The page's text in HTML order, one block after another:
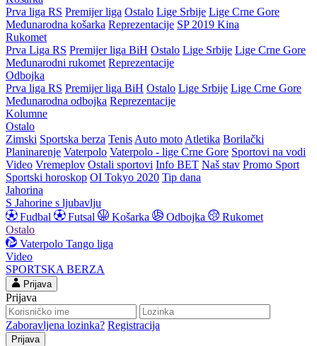
Prva liga RS Premijer liga Ostalo Lige Srbije Lige Crne Gore
Međunarodna košarka Reprezentacije SP 2019 Kina
Rukomet
Prva Liga RS Premijer liga BiH Ostalo Lige Srbije Lige Crne Gore
Međunarodni rukomet Reprezentacije
Odbojka
Prva liga RS Premijer liga BiH Ostalo Lige Srbije Lige Crne Gore
Međunarodna odbojka Reprezentacije
Kolumne
Ostalo
Zimski Sportska berza Tenis Auto moto Atletika Borilački
Planinarenje Vaterpolo Vaterpolo - lige Crne Gore Sportovi na vodi
Video Vremeplov Ostali sportovi Info BET Naš stav Promo Sport
Sportski horoskop OI Tokyo 2020 Tip dana
Jahorina
S Jahorine s ljubavlju
Fudbal
Futsal Košarka Odbojka
Rukomet
Ostalo
Vaterpolo Tango liga
Video
SPORTSKA BERZA
Prijava
Prijava
Zaboravljena lozinka? Registracija